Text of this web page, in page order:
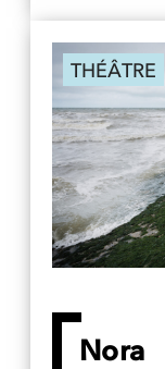
THÉÂTRE
Nora